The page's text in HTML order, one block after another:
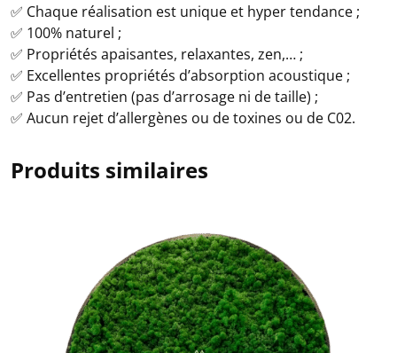
✅ Chaque réalisation est unique et hyper tendance ;
✅ 100% naturel ;
✅ Propriétés apaisantes, relaxantes, zen,… ;
✅ Excellentes propriétés d’absorption acoustique ;
✅ Pas d’entretien (pas d’arrosage ni de taille) ;
✅ Aucun rejet d’allergènes ou de toxines ou de C02.
Produits similaires